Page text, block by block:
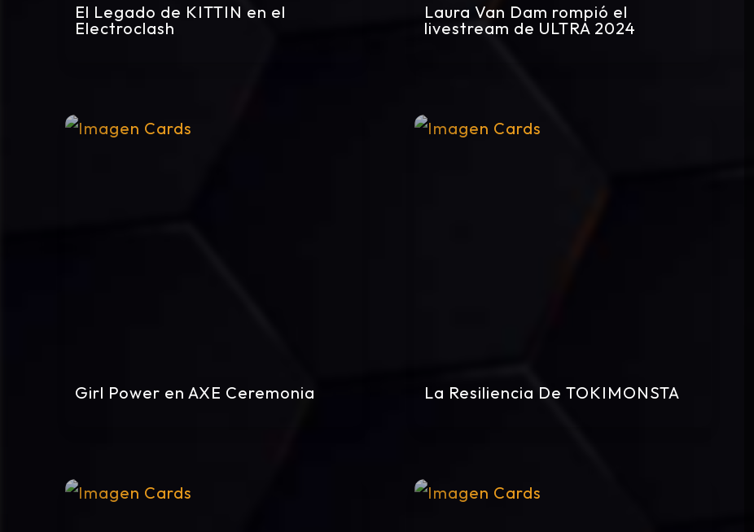
El Legado de KITTIN en el
Electroclash
Laura Van Dam rompió el
livestream de ULTRA 2024
Girl Power en AXE Ceremonia La Resiliencia De TOKIMONSTA